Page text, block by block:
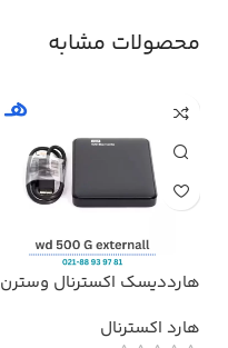
محصولات مشابه
هارددیسک اکسترنال وسترن
500 گیگابایت استوک ا
هارد اکسترنال